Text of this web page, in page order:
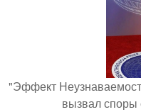
"Эффект
вызвал споры